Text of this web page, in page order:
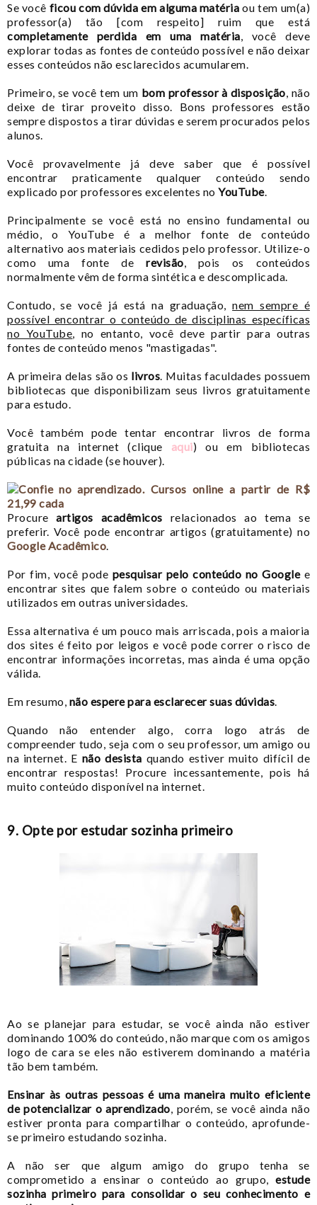
Se você ficou com dúvida em alguma matéria ou tem um(a)
professor(a) tão [com respeito] ruim que está
completamente perdida em uma matéria, você deve
explorar todas as fontes de conteúdo possível e não deixar
esses conteúdos não esclarecidos acumularem.
Primeiro, se você tem um bom professor à disposição, não
deixe de tirar proveito disso. Bons professores estão
sempre dispostos a tirar dúvidas e serem procurados pelos
alunos.
Você provavelmente já deve saber que é possível
encontrar praticamente qualquer conteúdo sendo
explicado por professores excelentes no YouTube.
Principalmente se você está no ensino fundamental ou
médio, o YouTube é a melhor fonte de conteúdo
alternativo aos materiais cedidos pelo professor. Utilize-o
como uma fonte derevisão, pois os conteúdos
normalmente vêm de forma sintética e descomplicada.
Contudo, se você já está na graduação,nem sempre é
possível encontrar o conteúdo de disciplinas específicas
no YouTube, no entanto, você deve partir para outras
fontes de conteúdo menos "mastigadas".
A primeira delas são os livros. Muitas faculdades possuem
bibliotecas que disponibilizam seus livros gratuitamente
para estudo.
Você também pode tentar encontrar livros de forma
gratuita na internet (clique aqui) ou em bibliotecas
públicas na cidade (se houver).
Procureartigos acadêmicos relacionados ao tema se
preferir. Você pode encontrar artigos (gratuitamente) no
Google Acadêmico.
Por fim, você pode pesquisar pelo conteúdo no Googlee
encontrar sites que falem sobre o conteúdo ou materiais
utilizados em outras universidades.
Essa alternativa é um pouco mais arriscada, pois a maioria
dos sites é feito por leigos e você pode correr o risco de
encontrar informações incorretas, mas ainda é uma opção
válida.
Em resumo, não espere para esclarecer suas dúvidas.
Quando não entender algo, corra logo atrás de
compreender tudo, seja com o seu professor, um amigo ou
na internet. E não desista quando estiver muito difícil de
encontrar respostas! Procure incessantemente, pois há
muito conteúdo disponível na internet.
9. Opte por estudarsozinha primeiro
Aose planejar para estudar, se você ainda não estiver
dominando 100% do conteúdo, não marque com os amigos
logo de cara se eles não estiverem dominando a matéria
tão bem também.
Ensinar às outras pessoas é uma maneira muito eficiente
de potencializar o aprendizado, porém, se você ainda não
estiver pronta para compartilhar o conteúdo, aprofunde-
se primeiro estudando sozinha.
A não ser que algum amigo do grupo tenha se
comprometido a ensinar o conteúdo ao grupo, estude
sozinha primeiro para consolidar o seu conhecimento e